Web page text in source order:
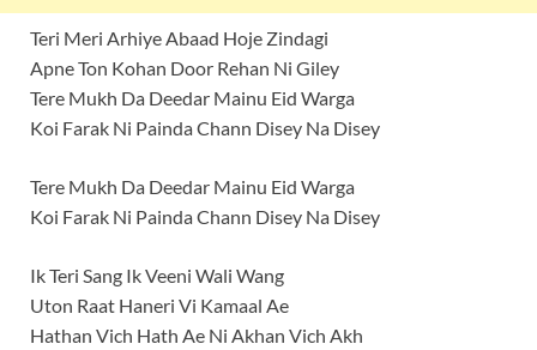
Teri Meri Arhiye Abaad Hoje Zindagi
Apne Ton Kohan Door Rehan Ni Giley
Tere Mukh Da Deedar Mainu Eid Warga
Koi Farak Ni Painda Chann Disey Na Disey
Tere Mukh Da Deedar Mainu Eid Warga
Koi Farak Ni Painda Chann Disey Na Disey
Ik Teri Sang Ik Veeni Wali Wang
Uton Raat Haneri Vi Kamaal Ae
Hathan Vich Hath Ae Ni Akhan Vich Akh